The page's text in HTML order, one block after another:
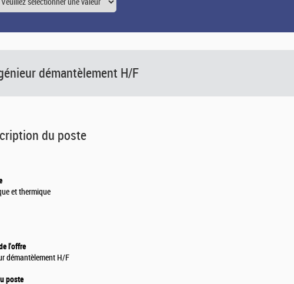
démantèlement H/F
du poste
et thermique
l'offre
démantèlement H/F
poste